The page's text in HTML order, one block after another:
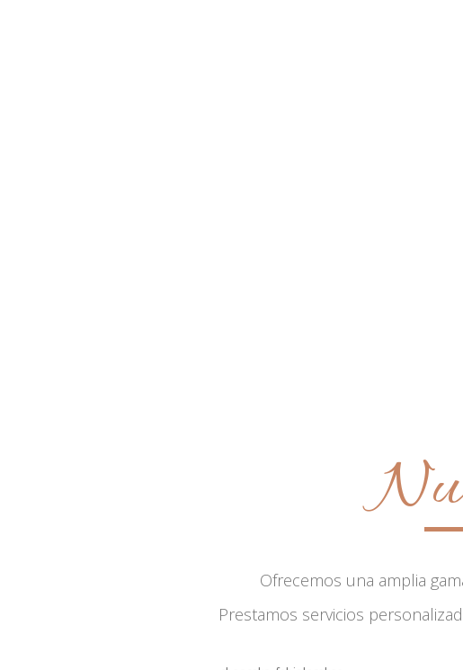
Ofrecemos una amplia
Prestamos servicios